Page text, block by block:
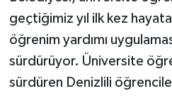
geçtiğimiz yıl ilk kez
öğrenim yardımı
sürdürüyor. Üniversite
sürdüren Denizlili